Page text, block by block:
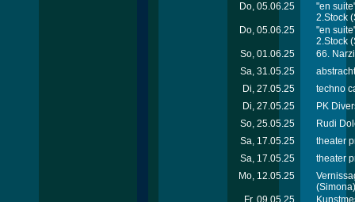
Do, 05.06.25
"en
2.Stock
Do, 05.06.25
"en
2.Stock
So, 01.06.25
66.
Sa, 31.05.25
Di, 27.05.25
techno
Di, 27.05.25
PK
So, 25.05.25
Rudi
Sa, 17.05.25
theater
Sa, 17.05.25
theater
Mo, 12.05.25
(Simona)
Fr, 09.05.25